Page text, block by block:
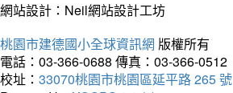
網站設計：Neil網站設計工坊
桃園市建德國小全球資訊網 版權所有
電話：03-366-0688 傳真：03-366-0512
校址： 33070桃園市桃園區延平路 265 號